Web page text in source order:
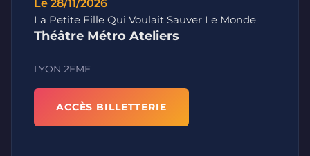
Le 28/11/2026
La Petite Fille Qui Voulait Sauver Le Monde
Théâtre Métro Ateliers
LYON 2EME
ACCÈS BILLETTERIE